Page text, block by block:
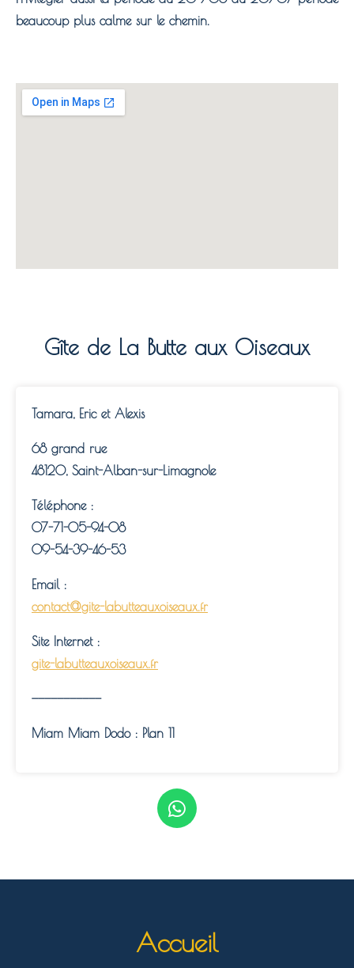
beaucoup plus calme sur le chemin.
Gîte de La Butte aux Oiseaux
Tamara, Eric et Alexis
68 grand rue
48120, Saint-Alban-sur-Limagnole
Téléphone :
07-71-05-94-08
09-54-39-46-53
Email :
contact@gite-labutteauxoiseaux.fr
Site Internet :
gite-labutteauxoiseaux.fr
———————————
Miam Miam Dodo : Plan 11
Accueil